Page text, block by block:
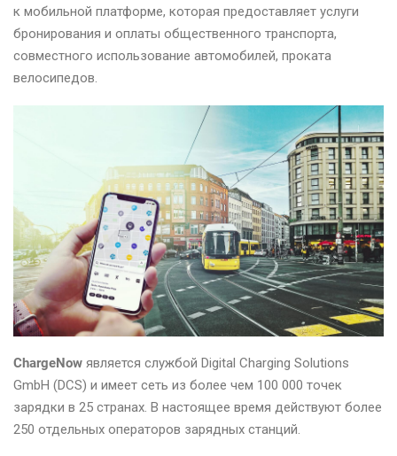
к мобильной платформе, которая предоставляет услуги
бронирования и оплаты общественного транспорта,
совместного использование автомобилей, проката
велосипедов.
ChargeNow является службой Digital Charging Solutions
GmbH (DCS) и имеет сеть из более чем 100 000 точек
зарядки в 25 странах. В настоящее время действуют более
250 отдельных операторов зарядных станций.